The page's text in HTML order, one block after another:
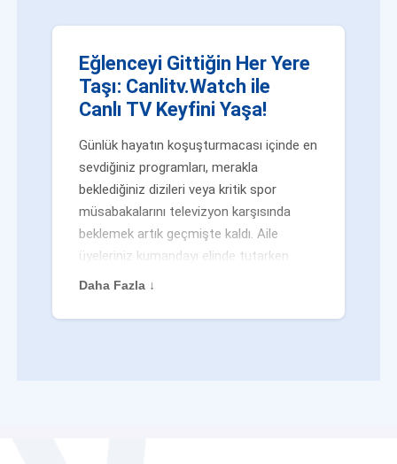
Eğlenceyi Gittiğin Her Yere
Taşı: Canlitv.Watch ile
Canlı TV Keyfini Yaşa!
Günlük hayatın koşuşturmacası içinde en
sevdiğiniz programları, merakla
beklediğiniz dizileri veya kritik spor
müsabakalarını televizyon karşısında
beklemek artık geçmişte kaldı. Aile
üyeleriniz kumandayı elinde tutarken
veya siz evden uzaktayken bile
değilsiniz. Geleneksel yayıncılığın
Daha Fazla ↓